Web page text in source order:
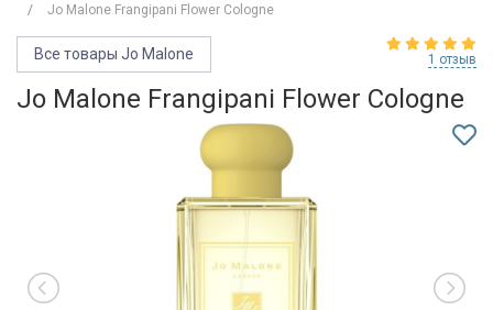
Jo Malone Frangipani Flower Cologne
Все товары Jo Malone 1 отзыв
Jo Malone Frangipani Flower Cologne